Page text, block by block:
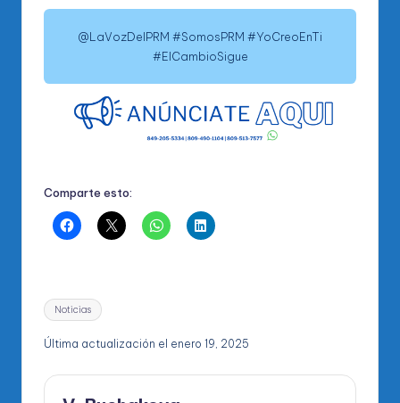
@LaVozDelPRM #SomosPRM #YoCreoEnTi
#ElCambioSigue
Comparte esto:
Etiquetas:
Noticias
Última actualización el enero 19, 2025